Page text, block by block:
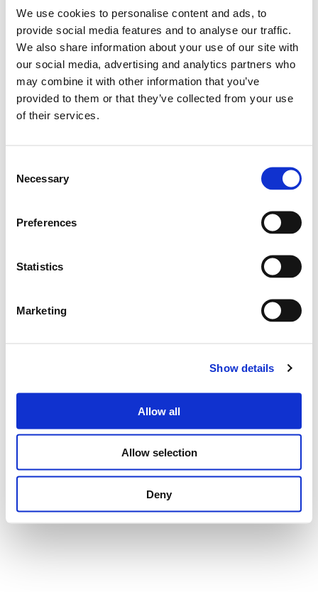
We use cookies to personalise content and ads, to
provide social media features and to analyse our traffic.
We also share information about your use of our site with
our social media, advertising and analytics partners who
may combine it with other information that you’ve
provided to them or that they’ve collected from your use
of their services.
Selection
Necessary
Preferences
Statistics
Marketing
Show details
Allow all
Allow selection
Deny